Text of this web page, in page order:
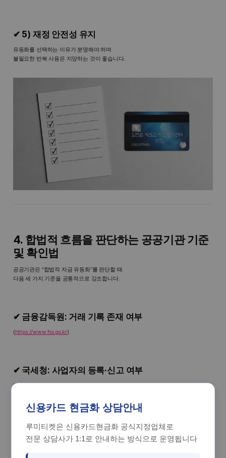
✔ 5) 재정 안전성 유지
유동화를 선택하는 이유가 분명해야 하며
불필요한 반복 사용은 지양하는 것이 좋습니다.
4. 합법적 흐름을 판단하는 공공기관 기준
및 확인법
공공기관은 “합법적 자금 유동화”를 판단할 때
다음 세 가지 기준을 공통적으로 강조합니다.
✔ 금융감독원: 거래 기록 존재 여부
(https://www.fss.go.kr)
✔ 국세청: 사업자의 등록·신고 여부
(https://www.nts.go.kr)
✔ 공정거래위원회: 소비자 보호 기준 충족 여부
https://www.ftc.go.kr)
신용카드 현금화 상담안내
루미티켓은 신용카드현금화 공식지정업체로
전문 상담사가 1:1로 안내하는 방식으로 운영됩니다